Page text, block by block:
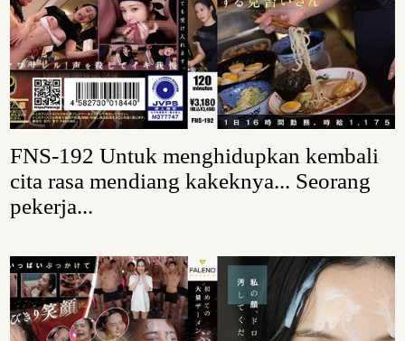
FNS-192 Untuk menghidupkan kembali
cita rasa mendiang kakeknya... Seorang
pekerja...